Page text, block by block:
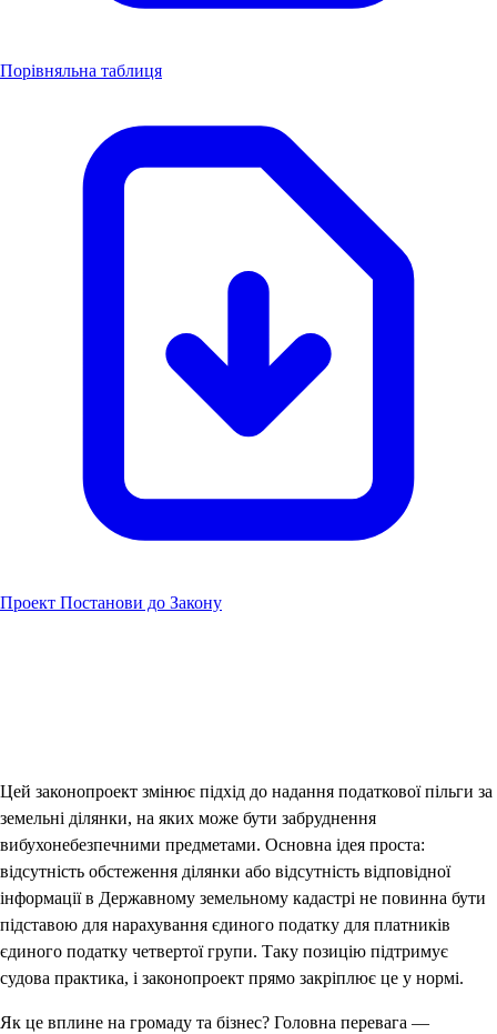
Порівняльна таблиця
Проект Постанови до Закону
Цей законопроект змінює підхід до надання податкової пільги за
земельні ділянки, на яких може бути забруднення
вибухонебезпечними предметами. Основна ідея проста:
відсутність обстеження ділянки або відсутність відповідної
інформації в Державному земельному кадастрі не повинна бути
підставою для нарахування єдиного податку для платників
єдиного податку четвертої групи. Таку позицію підтримує
судова практика, і законопроект прямо закріплює це у нормі.
Як це вплине на громаду та бізнес? Головна перевага —